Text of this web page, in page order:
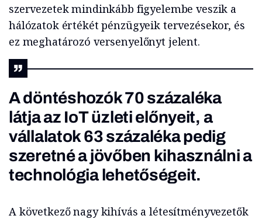
szervezetek mindinkább figyelembe veszik a
hálózatok értékét pénzügyeik tervezésekor, és
ez meghatározó versenyelőnyt jelent.
A döntéshozók70 százaléka
látja az IoT üzleti előnyeit, a
vállalatok 63 százaléka pedig
szeretné a jövőben kihasználni a
technológia lehetőségeit.
A következő nagy kihívás a létesítményvezetők